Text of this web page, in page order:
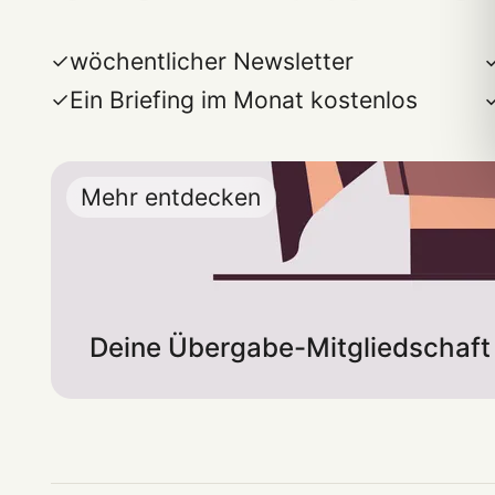
wöchentlicher Newsletter
Ein Briefing im Monat kostenlos
Mehr entdecken
Deine Übergabe-Mitgliedschaft